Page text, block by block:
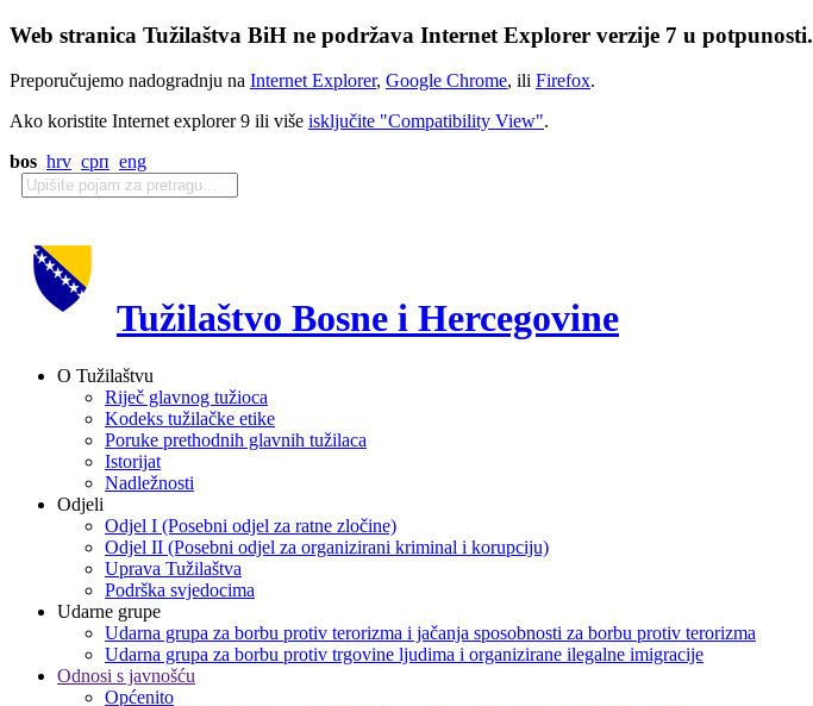
Web stranica Tužilaštva BiH ne podržava Internet Explorer verzije 7 u potpunosti.
Preporučujemo nadogradnju na Internet Explorer, Google Chrome, ili Firefox.
Ako koristite Internet explorer 9 ili više isključite "Compatibility View".
bos hrv срп eng
Tužilaštvo Bosne i Hercegovine
O Tužilaštvu
Riječ glavnog tužioca
Kodeks tužilačke etike
Poruke prethodnih glavnih tužilaca
Istorijat
Nadležnosti
Odjeli
Odjel I (Posebni odjel za ratne zločine)
Odjel II (Posebni odjel za organizirani kriminal i korupciju)
Uprava Tužilaštva
Podrška svjedocima
Udarne grupe
Udarna grupa za borbu protiv terorizma i jačanja sposobnosti za borbu protiv terorizma
Udarna grupa za borbu protiv trgovine ljudima i organizirane ilegalne imigracije
Odnosi s javnošću
Općenito